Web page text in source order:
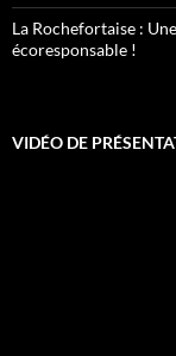
La Rochefortaise :
écoresponsable !
VIDÉO DE